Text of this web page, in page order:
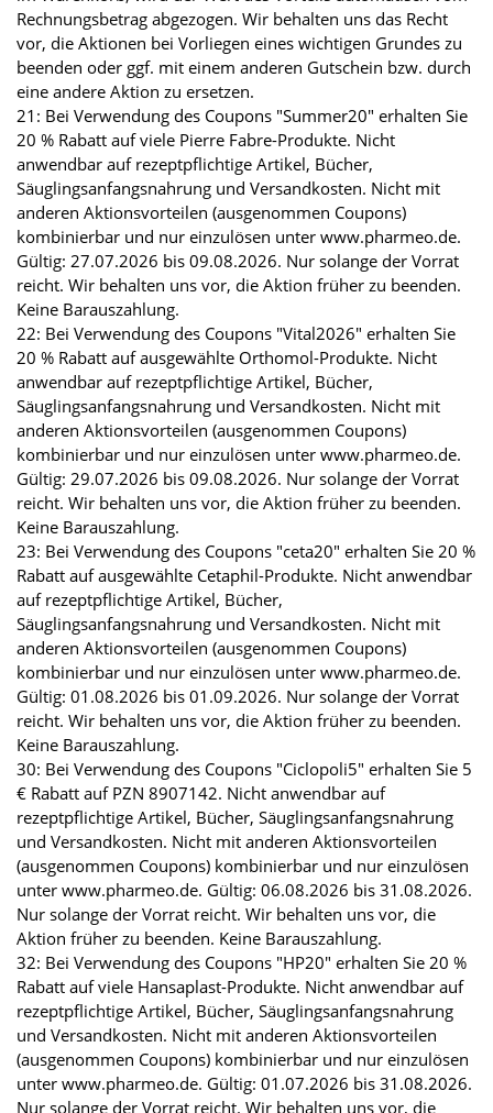
Rechnungsbetrag abgezogen. Wir behalten uns das Recht
vor, die Aktionen bei Vorliegen eines wichtigen Grundes zu
beenden oder ggf. mit einem anderen Gutschein bzw. durch
eine andere Aktion zu ersetzen.
21: Bei Verwendung des Coupons "Summer20" erhalten Sie
20 % Rabatt auf viele Pierre Fabre-Produkte. Nicht
anwendbar auf rezeptpflichtige Artikel, Bücher,
Säuglingsanfangsnahrung und Versandkosten. Nicht mit
anderen Aktionsvorteilen (ausgenommen Coupons)
kombinierbar und nur einzulösen unter www.pharmeo.de.
Gültig: 27.07.2026 bis 09.08.2026. Nur solange der Vorrat
reicht. Wir behalten uns vor, die Aktion früher zu beenden.
Keine Barauszahlung.
22: Bei Verwendung des Coupons "Vital2026" erhalten Sie
20 % Rabatt auf ausgewählte Orthomol-Produkte. Nicht
anwendbar auf rezeptpflichtige Artikel, Bücher,
Säuglingsanfangsnahrung und Versandkosten. Nicht mit
anderen Aktionsvorteilen (ausgenommen Coupons)
kombinierbar und nur einzulösen unter www.pharmeo.de.
Gültig: 29.07.2026 bis 09.08.2026. Nur solange der Vorrat
reicht. Wir behalten uns vor, die Aktion früher zu beenden.
Keine Barauszahlung.
23: Bei Verwendung des Coupons "ceta20" erhalten Sie 20 %
Rabatt auf ausgewählte Cetaphil-Produkte. Nicht anwendbar
auf rezeptpflichtige Artikel, Bücher,
Säuglingsanfangsnahrung und Versandkosten. Nicht mit
anderen Aktionsvorteilen (ausgenommen Coupons)
kombinierbar und nur einzulösen unter www.pharmeo.de.
Gültig: 01.08.2026 bis 01.09.2026. Nur solange der Vorrat
reicht. Wir behalten uns vor, die Aktion früher zu beenden.
Keine Barauszahlung.
30: Bei Verwendung des Coupons "Ciclopoli5" erhalten Sie 5
€ Rabatt auf PZN 8907142. Nicht anwendbar auf
rezeptpflichtige Artikel, Bücher, Säuglingsanfangsnahrung
und Versandkosten. Nicht mit anderen Aktionsvorteilen
(ausgenommen Coupons) kombinierbar und nur einzulösen
unter www.pharmeo.de. Gültig: 06.08.2026 bis 31.08.2026.
Nur solange der Vorrat reicht. Wir behalten uns vor, die
Aktion früher zu beenden. Keine Barauszahlung.
32: Bei Verwendung des Coupons "HP20" erhalten Sie 20 %
Rabatt auf viele Hansaplast-Produkte. Nicht anwendbar auf
rezeptpflichtige Artikel, Bücher, Säuglingsanfangsnahrung
und Versandkosten. Nicht mit anderen Aktionsvorteilen
(ausgenommen Coupons) kombinierbar und nur einzulösen
unter www.pharmeo.de. Gültig: 01.07.2026 bis 31.08.2026.
Nur solange der Vorrat reicht. Wir behalten uns vor, die